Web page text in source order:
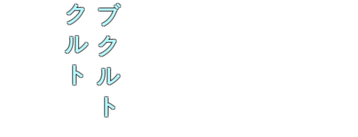
ク
ル
ト
ブ
ク
ル
ト